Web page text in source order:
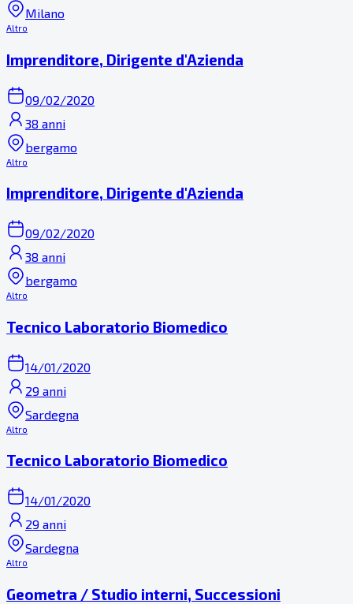
Milano
Altro
Imprenditore, Dirigente d'Azienda
09/02/2020
38 anni
bergamo
Altro
Imprenditore, Dirigente d'Azienda
09/02/2020
38 anni
bergamo
Altro
Tecnico Laboratorio Biomedico
14/01/2020
29 anni
Sardegna
Altro
Tecnico Laboratorio Biomedico
14/01/2020
29 anni
Sardegna
Altro
Geometra / Studio interni, Successioni